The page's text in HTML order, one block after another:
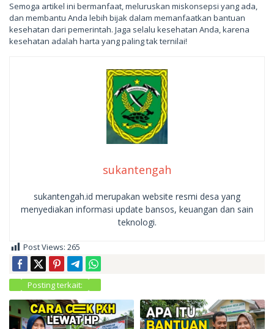
Semoga artikel ini bermanfaat, meluruskan miskonsepsi yang ada,
dan membantu Anda lebih bijak dalam memanfaatkan bantuan
kesehatan dari pemerintah. Jaga selalu kesehatan Anda, karena
kesehatan adalah harta yang paling tak ternilai!
sukantengah
sukantengah.id merupakan website resmi desa yang
menyediakan informasi update bansos, keuangan dan sain
teknologi.
Post Views: 265
Posting terkait: